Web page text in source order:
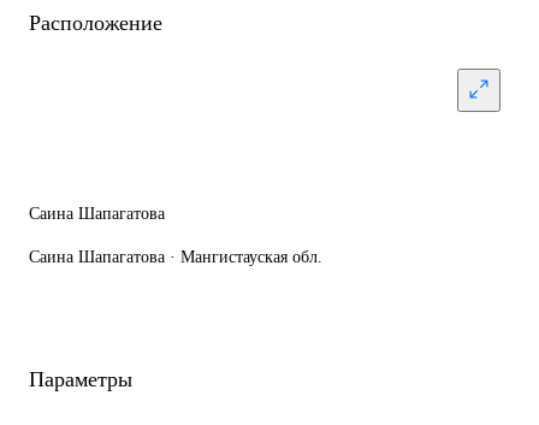
Расположение
Саина Шапагатова
Саина Шапагатова · Мангистауская обл.
Параметры